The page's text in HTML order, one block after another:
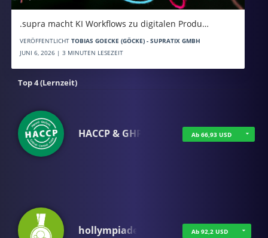
.supra macht KI Workflows zu digitalen Produ…
VERÖFFENTLICHT TOBIAS GOECKE (GÖCKE) - SUPRATIX GMBH
JUNI 6, 2026 | 3 MINUTEN LESEZEIT
Top 4 (Lernzeit)
HACCP & GHP Ab 66,93 USD
hollympiade Ab 92,2 USD